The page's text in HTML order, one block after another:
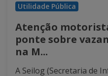
Utilidade Pública
Atenção
ponte sobre
na M...
A Seilog (Secretaria de